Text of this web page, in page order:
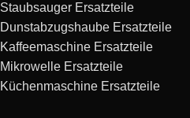
Staubsauger Ersatzteile
Dunstabzugshaube Ersatzteile
Kaffeemaschine Ersatzteile
Mikrowelle Ersatzteile
Küchenmaschine Ersatzteile